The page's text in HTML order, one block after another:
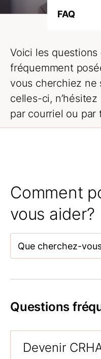
FAQ
Devenir
La
Voici les
fréquemment
vous cherchiez ne
celles-ci, n’hésitez
par courriel ou par
Comment
vous aider?
Questions
Devenir